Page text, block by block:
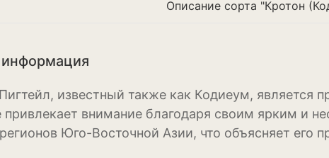
Ирис
Крокус
Лапчатка
Описание сорта "Кротон
известный также как Кодиеум, является
привлекает внимание благодаря своим ярким и
Юго-Восточной Азии, что объясняет его